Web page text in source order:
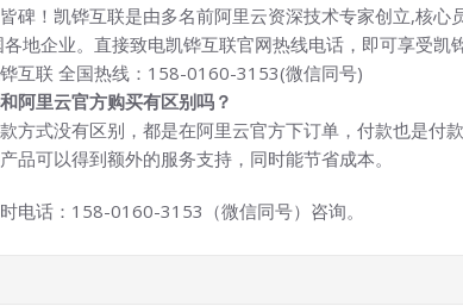
碑！凯铧互联是由多名前阿里云资深技术专家创立,核心
地企业。直接致电凯铧互联官网热线电话，即可享受凯
互联 全国热线：158-0160-3153(微信同号)
阿里云官方购买有区别吗？
方式没有区别，都是在阿里云官方下订单，付款也是付
品可以得到额外的服务支持，同时能节省成本。
电话：158-0160-3153（微信同号）咨询。